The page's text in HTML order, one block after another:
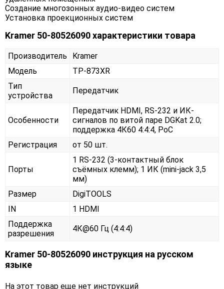
Создание многозонных аудио-видео систем
Установка проекционных систем
Kramer 50-80526090 характеристики товара
Производитель
Kramer
Модель
TP-873XR
Тип
устройства
Передатчик
Особенности
Передатчик HDMI, RS-232 и ИК-
сигналов по витой паре DGKat 2.0;
поддержка 4К60 4:4:4, PoC
Регистрация
от 50 шт.
Порты
1 RS-232 (3-контактный блок
съёмных клемм); 1 ИК (mini-jack 3,5
мм)
Размер
DigiTOOLS
IN
1 HDMI
Поддержка
разрешения
4К@60 Гц (4:4:4)
Kramer 50-80526090 инструкция на русском
языке
На этот товар еще нет инструкций